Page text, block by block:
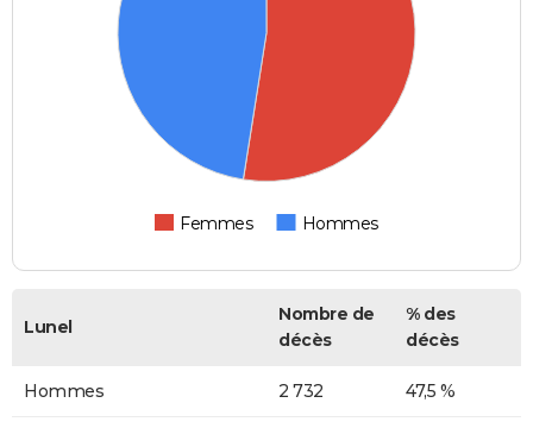
Femmes Hommes
Lunel
Nombre de
décès
% des
décès
Hommes 2 732 47,5 %